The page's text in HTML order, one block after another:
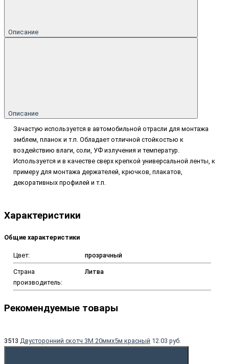
Описание
Описание
Зачастую используется в автомобильной отрасли для монтажа
эмблем, планок и т.п. Обладает отличной стойкостью к
воздействию влаги, соли, УФ излучения и температур.
Используется и в качестве сверх крепкой универсальной ленты, к
примеру для монтажа держателей, крючков, плакатов,
декоративных профилей и т.п.
Характеристики
Общие характеристики
Цвет: прозрачный
Страна
производитель:
Литва
Рекомендуемые товары
3513 Двусторонний скотч 3M 20ммx5м красный 12.03 руб.